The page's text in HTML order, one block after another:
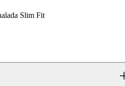
Slim Fit